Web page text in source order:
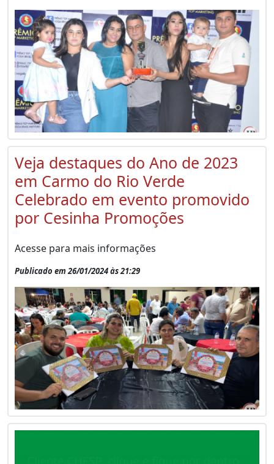
Veja destaques do Ano de 2023
em Carmo do Rio Verde
Celebrado em evento promovido
por Cesinha Promoções
Acesse para mais informações
Publicado em 26/01/2024 às 21:29